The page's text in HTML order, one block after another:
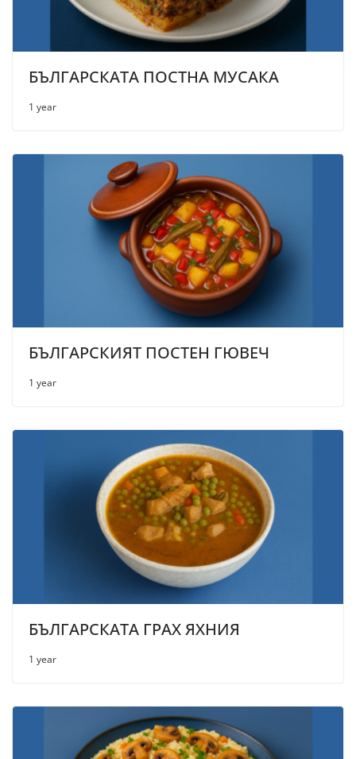
БЪЛГАРСКАТА ПОСТНА МУСАКА
1 year
БЪЛГАРСКИЯТ ПОСТЕН ГЮВЕЧ
1 year
БЪЛГАРСКАТА ГРАХ ЯХНИЯ
1 year